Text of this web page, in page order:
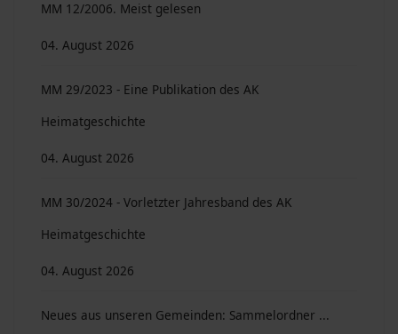
MM 12/2006. Meist gelesen
04. August 2026
MM 29/2023 - Eine Publikation des AK
Heimatgeschichte
04. August 2026
MM 30/2024 - Vorletzter Jahresband des AK
Heimatgeschichte
04. August 2026
Neues aus unseren Gemeinden: Sammelordner ...